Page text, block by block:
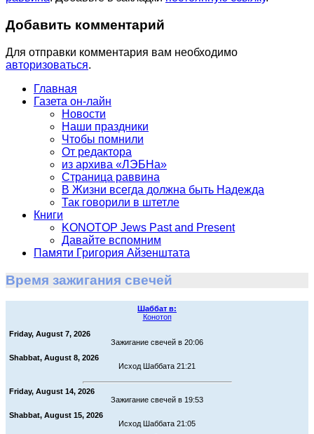
Добавить комментарий
Для отправки комментария вам необходимо
авторизоваться.
Главная
Газета он-лайн
Новости
Наши праздники
Чтобы помнили
От редактора
из архива «ЛЭБНа»
Страница раввина
В Жизни всегда должна быть Надежда
Так говорили в штетле
Книги
KONOTOP Jews Past and Present
Давайте вспомним
Памяти Григория Айзенштата
Время зажигания свечей
Шаббат в:
Конотоп
Friday, August 7, 2026
Зажигание свечей в 20:06
Shabbat, August 8, 2026
Исход Шаббата 21:21
Friday, August 14, 2026
Зажигание свечей в 19:53
Shabbat, August 15, 2026
Исход Шаббата 21:05